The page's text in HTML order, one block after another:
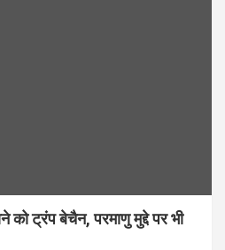
ट्रंप बेचैन, परमाणु मुद्दे पर भी